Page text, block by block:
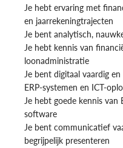
Je hebt ervaring met
en jaarrekeningtrajecten
Je bent analytisch,
Je hebt kennis van
loonadministratie
Je bent digitaal vaardig
ERP-systemen en ICT-
Je hebt goede kennis
software
Je bent communicatief
begrijpelijk presenteren